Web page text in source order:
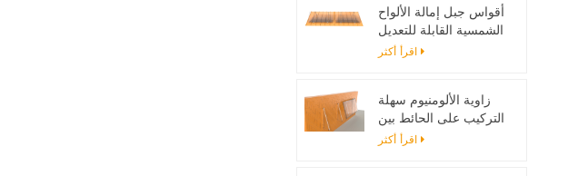
أقواس جبل إمالة الألواح
الشمسية القابلة للتعديل
مصممة لأنظمة الطاقة
اقرأ أكثر
زاوية الألومنيوم سهلة
التركيب على الحائط بين
قوسين للألواح الشمسية
اقرأ أكثر